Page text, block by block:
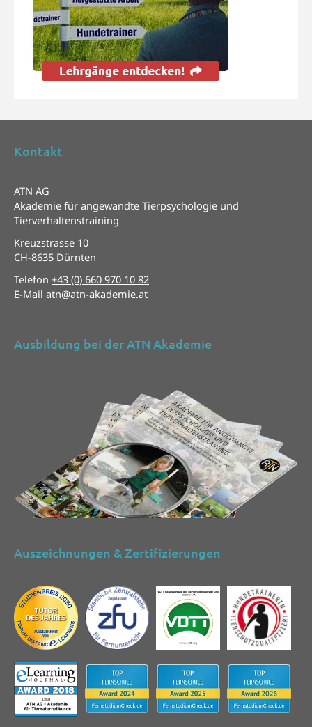
Kontakt
ATN AG
Akademie für angewandte Tierpsychologie und
Tierverhaltenstraining
Kreuzstrasse 10
CH-8635 Dürnten
Telefon +43 (0) 660 970 10 82
E-Mail atn@atn-akademie.at
Ausbildung bei der ATN Akademie
Auszeichnungen & Zertifizierungen